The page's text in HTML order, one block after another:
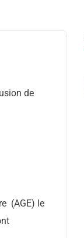
de
(AGE) le